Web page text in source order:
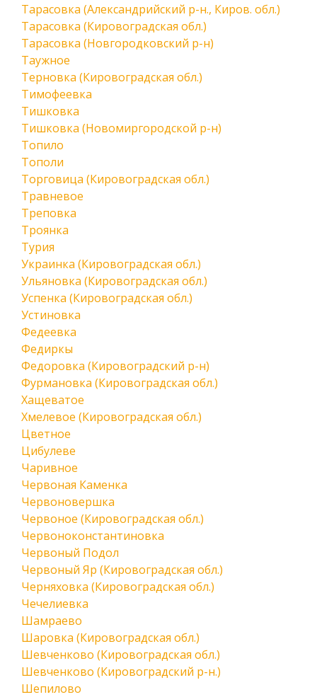
Тарасовка (Александрийский р-н., Киров. обл.)
Тарасовка (Кировоградская обл.)
Тарасовка (Новгородковский р-н)
Таужное
Терновка (Кировоградская обл.)
Тимофеевка
Тишковка
Тишковка (Новомиргородской р-н)
Топило
Тополи
Торговица (Кировоградская обл.)
Травневое
Треповка
Троянка
Турия
Украинка (Кировоградская обл.)
Ульяновка (Кировоградская обл.)
Успенка (Кировоградская обл.)
Устиновка
Федеевка
Федиркы
Федоровка (Кировоградский р-н)
Фурмановка (Кировоградская обл.)
Хащеватое
Хмелевое (Кировоградская обл.)
Цветное
Цибулеве
Чаривное
Червоная Каменка
Червоновершка
Червоное (Кировоградская обл.)
Червоноконстантиновка
Червоный Подол
Червоный Яр (Кировоградская обл.)
Черняховка (Кировоградская обл.)
Чечелиевка
Шамраево
Шаровка (Кировоградская обл.)
Шевченково (Кировоградская обл.)
Шевченково (Кировоградский р-н.)
Шепилово